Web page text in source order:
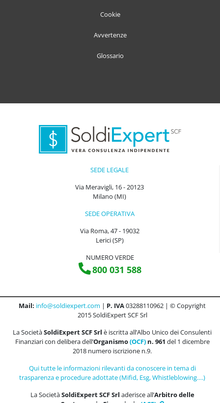
Cookie
Avvertenze
Glossario
SEDE LEGALE
Via Meravigli, 16 - 20123
Milano (MI)
SEDE OPERATIVA
Via Roma, 47 - 19032
Lerici (SP)
NUMERO VERDE
800 031 588
Mail: info@soldiexpert.com | P. IVA03288110962 | © Copyright
2015 SoldiExpert SCF Srl
La SocietàSoldiExpert SCF Srl è iscritta all’Albo Unico dei Consulenti
Finanziari con delibera dell’Organismo(OCF)n. 961 del 1 dicembre
2018 numero iscrizione n.9.
Qui tutte le informazioni rilevanti da conoscere in tema di
trasparenza e procedure adottate (Mifid, Esg, Whistleblowing….)
La SocietàSoldiExpert SCF Srl aderisce all’Arbitro delle